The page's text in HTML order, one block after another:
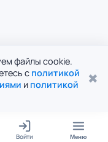
файлы cookie.
с политикой
и политикой
✖
Войти Меню